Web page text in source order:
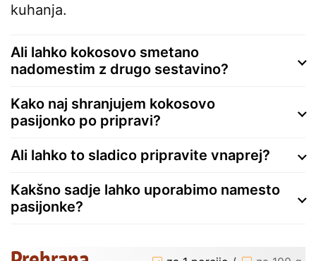
kuhanja.
Ali lahko kokosovo smetano
nadomestim z drugo sestavino?
Kako naj shranjujem kokosovo
pasijonko po pripravi?
Ali lahko to sladico pripravite vnaprej?
Kakšno sadje lahko uporabimo namesto
pasijonke?